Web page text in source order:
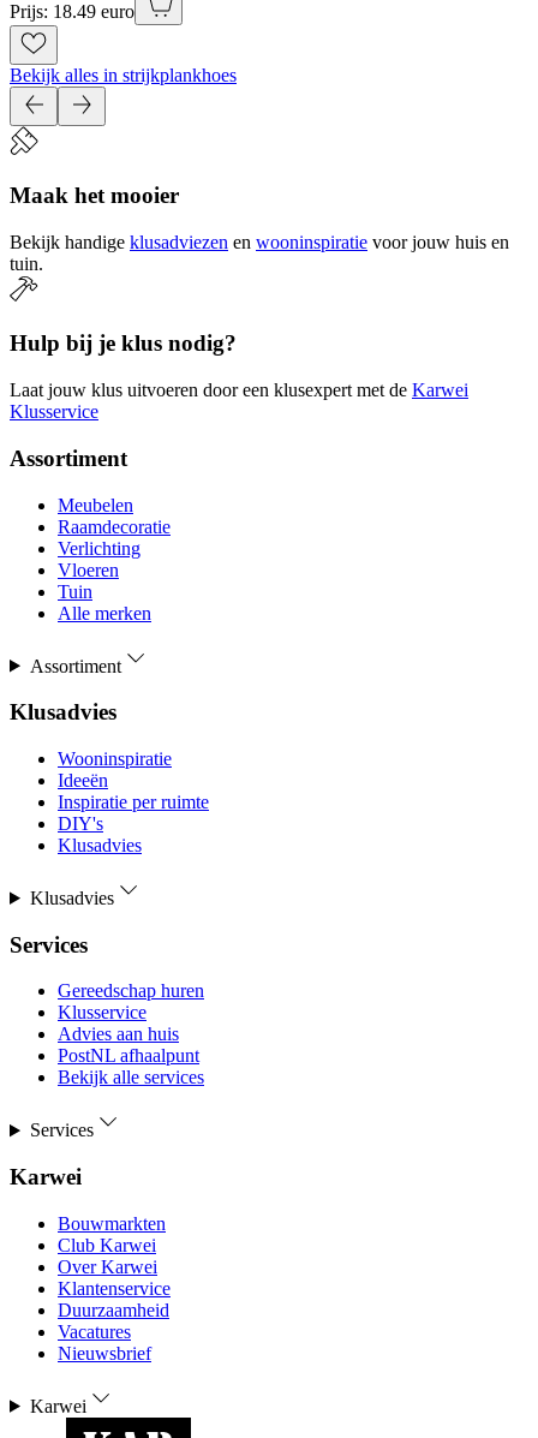
Prijs: 18.49 euro
Bekijk alles in strijkplankhoes
Maak het mooier
Bekijk handige klusadviezen en wooninspiratie voor jouw huis en
tuin.
Hulp bij je klus nodig?
Laat jouw klus uitvoeren door een klusexpert met de Karwei
Klusservice
Assortiment
Meubelen
Raamdecoratie
Verlichting
Vloeren
Tuin
Alle merken
Assortiment
Klusadvies
Wooninspiratie
Ideeën
Inspiratie per ruimte
DIY's
Klusadvies
Klusadvies
Services
Gereedschap huren
Klusservice
Advies aan huis
PostNL afhaalpunt
Bekijk alle services
Services
Karwei
Bouwmarkten
Club Karwei
Over Karwei
Klantenservice
Duurzaamheid
Vacatures
Nieuwsbrief
Karwei